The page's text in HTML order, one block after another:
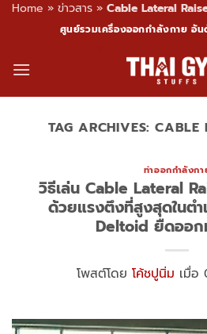
Home » ข่าวสาร » Cable Lateral
content
ศูนย์รวมเครื่องออกกำลังกาย อั
TAG ARCHIVES: CABLE
ท่าออกกำลังกา
วิธีเล่น Cable Lateral
ด้วยแรงตึงที่สูงสุดในต
Deltoid ยืดออก
โพสต์โดย โค้ชปูนิ่ม เมื่อ